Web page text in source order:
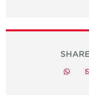
Whatsapp